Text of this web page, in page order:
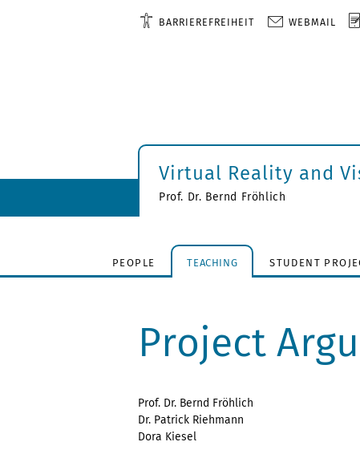
BARRIEREFREIHEIT WEBMAIL
Virtual Reality and
Prof. Dr. Bernd Fröhlich
PEOPLE TEACHING STUDENT
Project
Prof. Dr. Bernd Fröhlich
Dr. Patrick Riehmann
Dora Kiesel